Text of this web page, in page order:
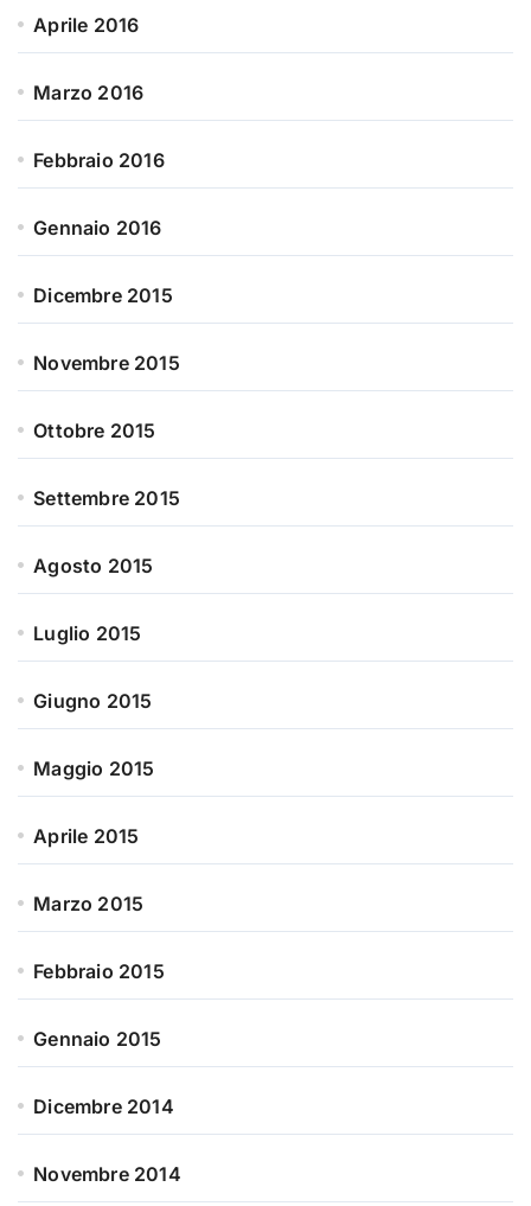
Aprile 2016
Marzo 2016
Febbraio 2016
Gennaio 2016
Dicembre 2015
Novembre 2015
Ottobre 2015
Settembre 2015
Agosto 2015
Luglio 2015
Giugno 2015
Maggio 2015
Aprile 2015
Marzo 2015
Febbraio 2015
Gennaio 2015
Dicembre 2014
Novembre 2014